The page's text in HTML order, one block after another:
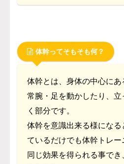
体幹ってそもそも何？
体幹とは、身体の中心に
常腕・足を動かしたり、
く部分です。
体幹を意識出来る様にな
ているだけでも体幹トレー
同じ効果を得られる事でき